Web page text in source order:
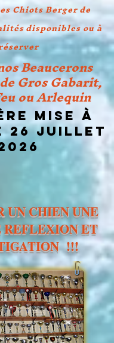
Chiots Berger de
disponibles ou à
Beaucerons
Gros Gabarit,
ou Arlequin
mise à
JUILLET
UN CHIEN UNE
REFLEXION ET
!!!